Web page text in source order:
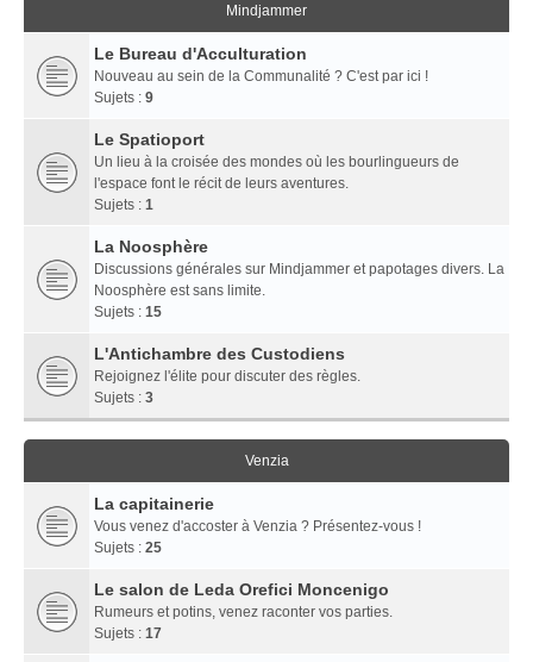
Mindjammer
Le Bureau d'Acculturation
Nouveau au sein de la Communalité ? C'est par ici !
Sujets : 9
Le Spatioport
Un lieu à la croisée des mondes où les bourlingueurs de
l'espace font le récit de leurs aventures.
Sujets : 1
La Noosphère
Discussions générales sur Mindjammer et papotages divers. La
Noosphère est sans limite.
Sujets : 15
L'Antichambre des Custodiens
Rejoignez l'élite pour discuter des règles.
Sujets : 3
Venzia
La capitainerie
Vous venez d'accoster à Venzia ? Présentez-vous !
Sujets : 25
Le salon de Leda Orefici Moncenigo
Rumeurs et potins, venez raconter vos parties.
Sujets : 17